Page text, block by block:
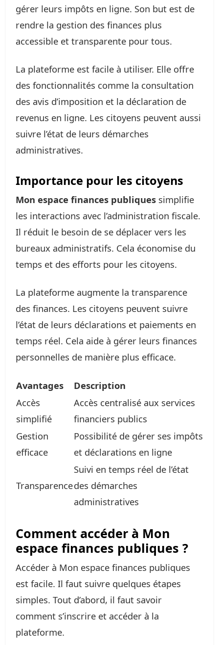
gérer leurs impôts en ligne. Son but est de
rendre la gestion des finances plus
accessible et transparente pour tous.
La plateforme est facile à utiliser. Elle offre
des fonctionnalités comme la consultation
des avis d’imposition et la déclaration de
revenus en ligne. Les citoyens peuvent aussi
suivre l’état de leurs démarches
administratives.
Importance pour les citoyens
Mon espace finances publiques simplifie
les interactions avec l’administration fiscale.
Il réduit le besoin de se déplacer vers les
bureaux administratifs. Cela économise du
temps et des efforts pour les citoyens.
La plateforme augmente la transparence
des finances. Les citoyens peuvent suivre
l’état de leurs déclarations et paiements en
temps réel. Cela aide à gérer leurs finances
personnelles de manière plus efficace.
Avantages
Description
Accès
simplifié
Accès centralisé aux services
financiers publics
Gestion
efficace
Possibilité de gérer ses impôts
et déclarations en ligne
Transparence
Suivi en temps réel de l’état
des démarches
administratives
Comment accéder à Mon
espace finances publiques ?
Accéder à Mon espace finances publiques
est facile. Il faut suivre quelques étapes
simples. Tout d’abord, il faut savoir
comment s’inscrire et accéder à la
plateforme.